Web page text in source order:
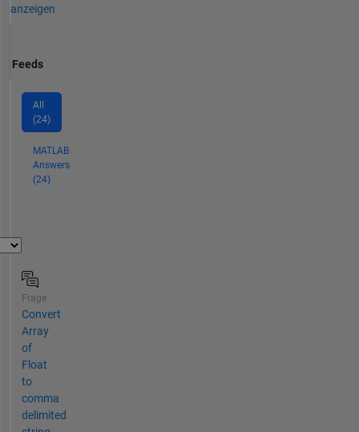
anzeigen
Feeds
All
(24)
MATLAB
Answers
(24)
Frage
Convert
Array
of
Float
to
comma
delimited